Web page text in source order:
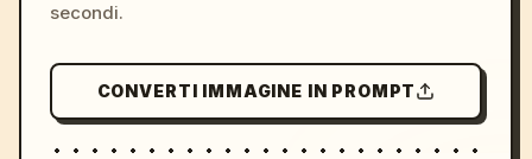
secondi.
CONVERTI IMMAGINE IN PROMPT